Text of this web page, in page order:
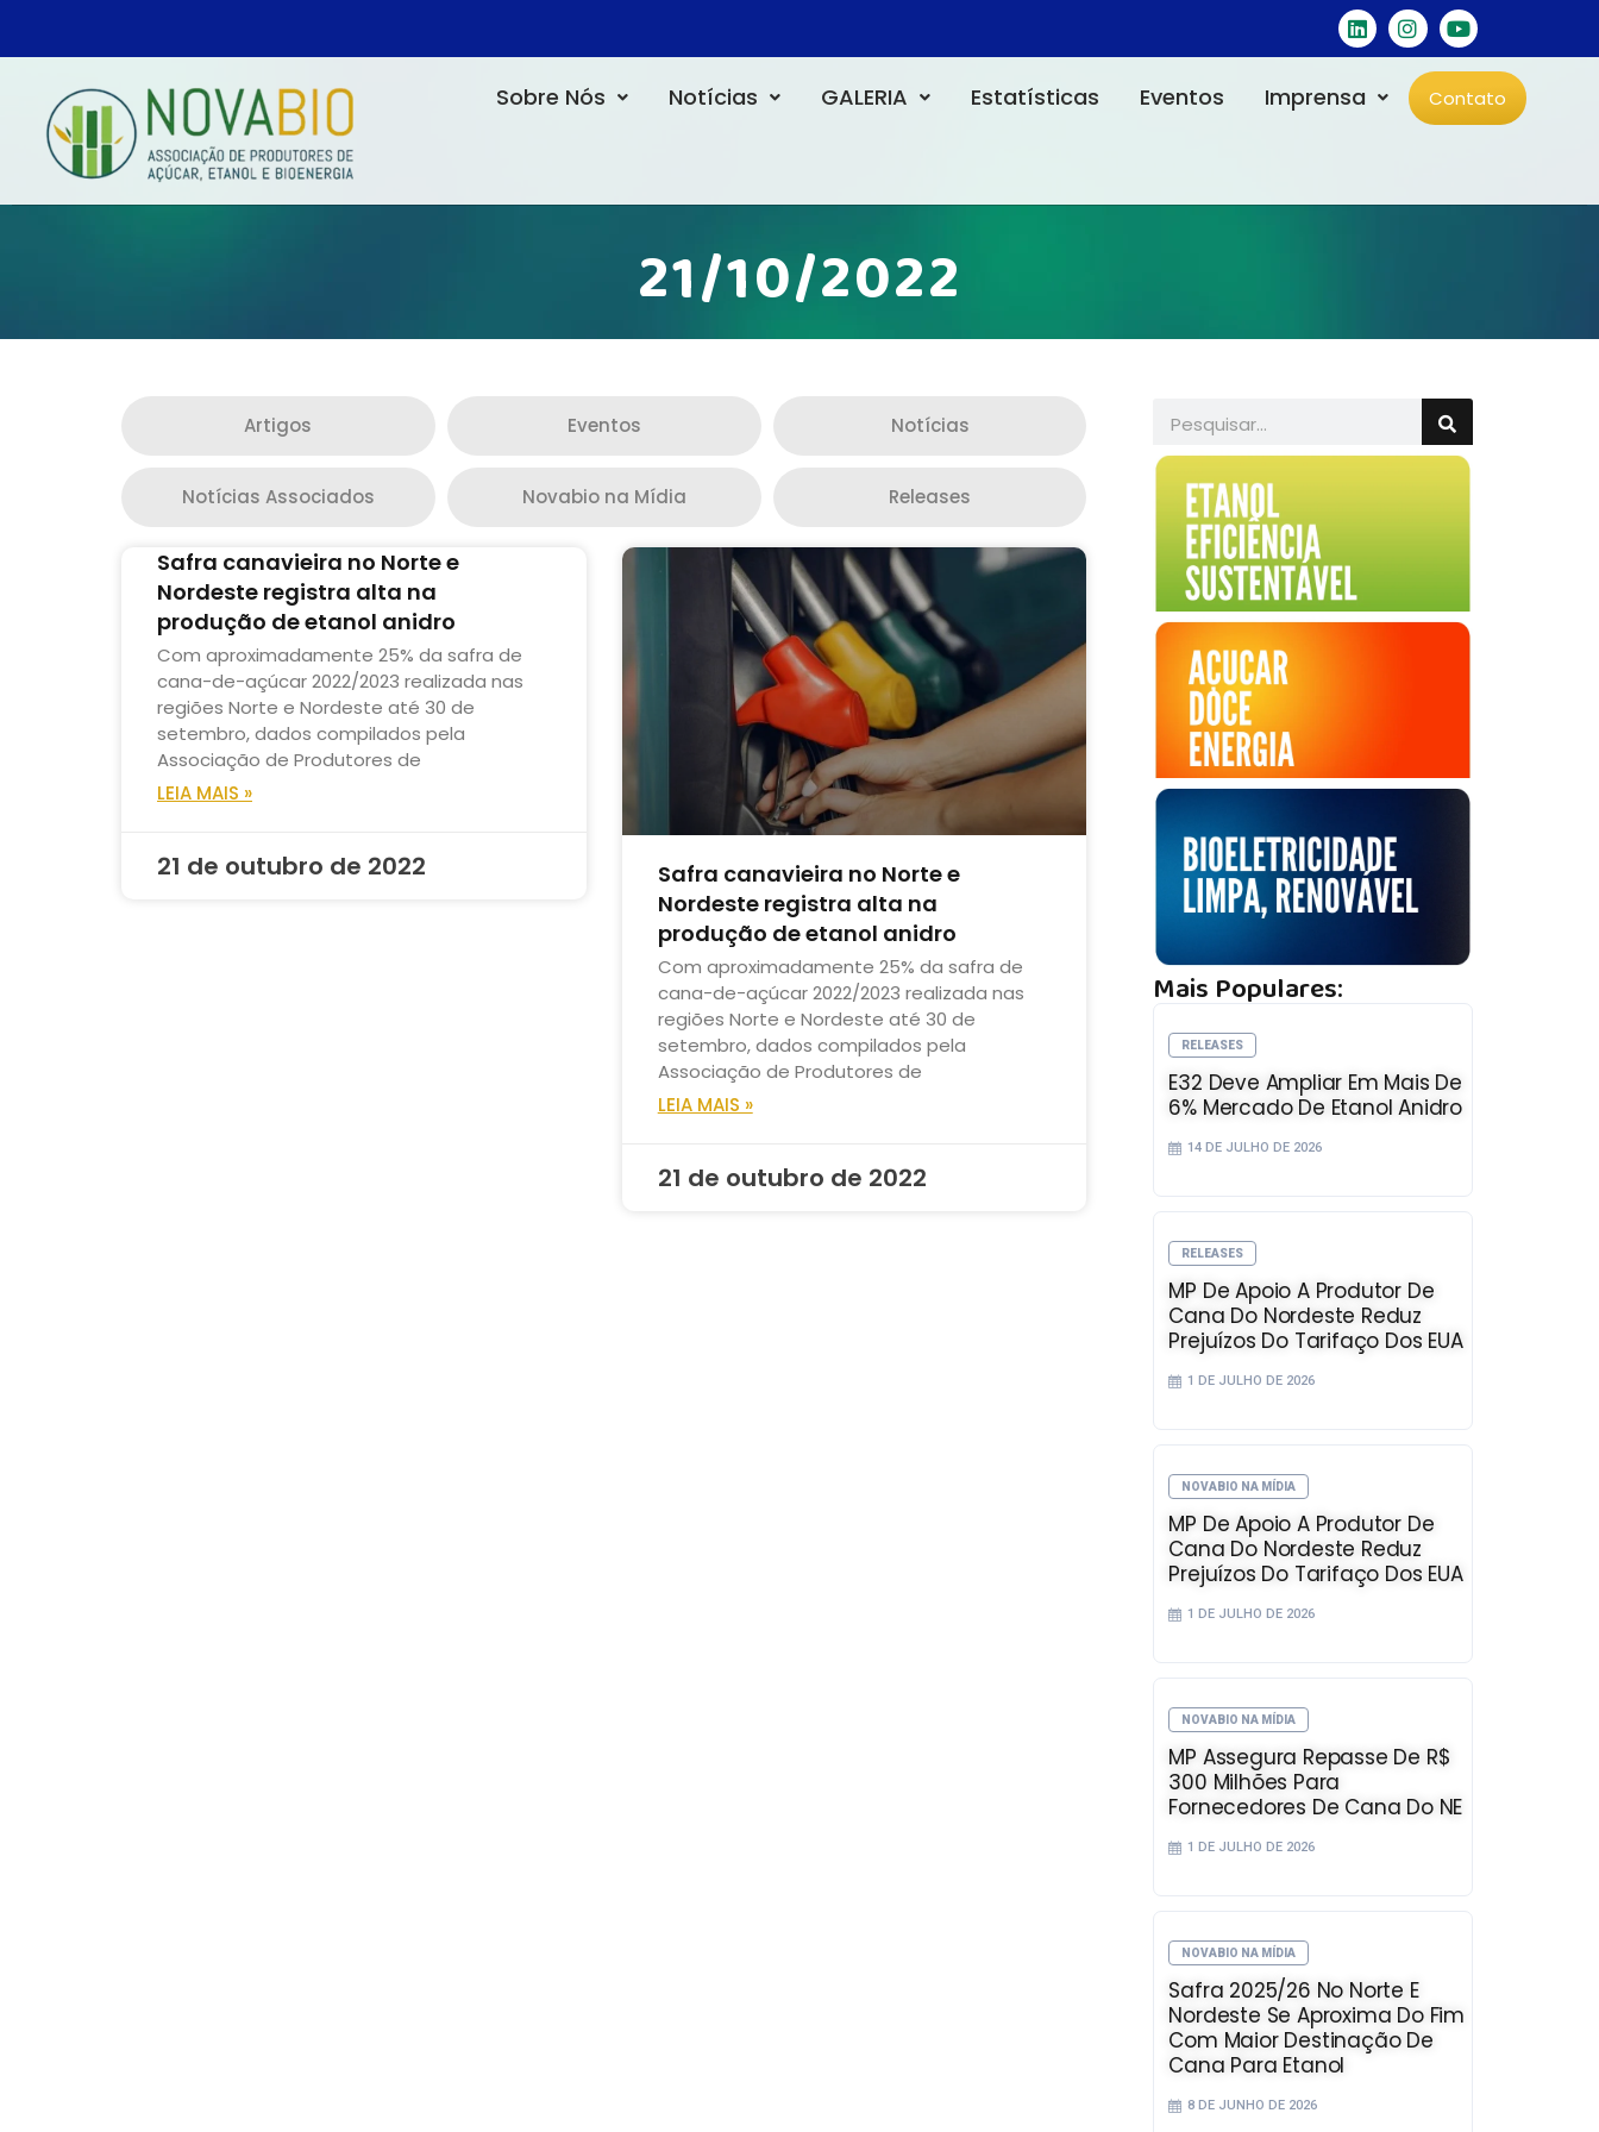
Sobre Nós Notícias GALERIA Estatísticas Eventos Imprensa Contato
21/10/2022
Artigos Eventos Notícias
Notícias Associados Novabio na Mídia Releases
Safra canavieira no Norte e
Nordeste registra alta na
produção de etanol anidro
Com aproximadamente 25% da safra de
cana-de-açúcar 2022/2023 realizada nas
regiões Norte e Nordeste até 30 de
setembro, dados compilados pela
Associação de Produtores de
LEIA MAIS »
21 de outubro de 2022
Safra canavieira no Norte e
Nordeste registra alta na
produção de etanol anidro
Com aproximadamente 25% da safra de
cana-de-açúcar 2022/2023 realizada nas
regiões Norte e Nordeste até 30 de
setembro, dados compilados pela
Associação de Produtores de
LEIA MAIS »
21 de outubro de 2022
Mais Populares:
RELEASES
E32 Deve Ampliar Em Mais De
6% Mercado De Etanol Anidro
14 DE JULHO DE 2026
RELEASES
MP De Apoio A Produtor De
Cana Do Nordeste Reduz
Prejuízos Do Tarifaço Dos EUA
1 DE JULHO DE 2026
NOVABIO NA MÍDIA
MP De Apoio A Produtor De
Cana Do Nordeste Reduz
Prejuízos Do Tarifaço Dos EUA
1 DE JULHO DE 2026
NOVABIO NA MÍDIA
MP Assegura Repasse De R$
300 Milhões Para
Fornecedores De Cana Do NE
1 DE JULHO DE 2026
NOVABIO NA MÍDIA
Safra 2025/26 No Norte E
Nordeste Se Aproxima Do Fim
Com Maior Destinação De
Cana Para Etanol
8 DE JUNHO DE 2026